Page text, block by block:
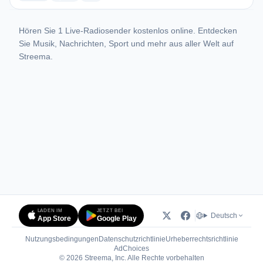
Hören Sie 1 Live-Radiosender kostenlos online. Entdecken
Sie Musik, Nachrichten, Sport und mehr aus aller Welt auf
Streema.
LADEN IM
App Store
JETZT BEI
Google Play Deutsch
Nutzungsbedingungen DatenschutzrichtlinieUrheberrechtsrichtlinie
AdChoices(öffnet in neuem Tab)
© 2026 Streema, Inc. Alle Rechte vorbehalten